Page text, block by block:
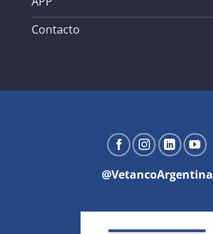
Contacto
@VetancoArgentina